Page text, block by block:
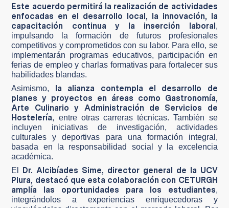
Este acuerdo permitirá la realización de actividades
enfocadas en el desarrollo local, la innovación, la
capacitación continua y la inserción laboral,
impulsando la formación de futuros profesionales
competitivos y comprometidos con su labor. Para ello, se
implementarán programas educativos, participación en
ferias de empleo y charlas formativas para fortalecer sus
habilidades blandas.
Asimismo, la alianza contempla el desarrollo de
planes y proyectos en áreas como Gastronomía,
Arte Culinario y Administración de Servicios de
Hostelería, entre otras carreras técnicas. También se
incluyen iniciativas de investigación, actividades
culturales y deportivas para una formación integral,
basada en la responsabilidad social y la excelencia
académica.
El Dr. Alcibíades Sime, director general de la UCV
Piura, destacó que esta colaboración con CETURGH
amplía las oportunidades para los estudiantes,
integrándolos a experiencias enriquecedoras y